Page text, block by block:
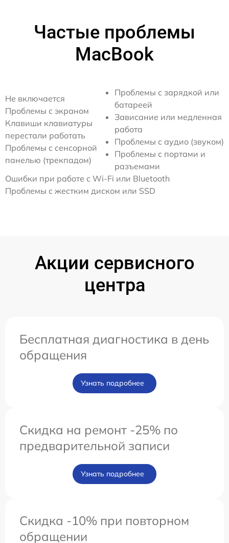
Частые проблемы
MacBook
Не включается
Проблемы с экраном
Клавиши клавиатуры
перестали работать
Проблемы с сенсорной
панелью (трекпадом)
Проблемы с зарядкой или
батареей
Зависание или медленная
работа
Проблемы с аудио (звуком)
Проблемы с портами и
разъемами
Ошибки при работе с Wi-Fi или Bluetooth
Проблемы с жестким диском или SSD
Акции сервисного
центра
Бесплатная диагностика в день
обращения
Узнать подробнее
Скидка на ремонт -25% по
предварительной записи
Узнать подробнее
Скидка -10% при повторном
обращении